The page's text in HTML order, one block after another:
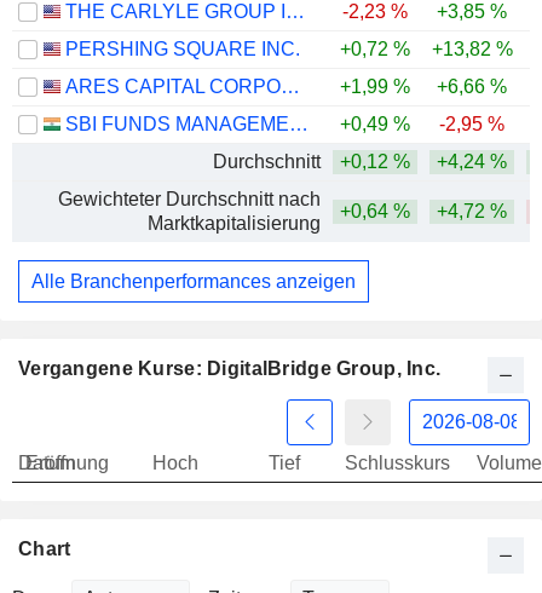
THE CARLYLE GROUP INC.
-2,23 % +3,85 %
PERSHING SQUARE INC.
+0,72 %
+13,82 %
ARES CAPITAL CORPORATION
+1,99 % +6,66 %
SBI FUNDS MANAGEMENT LIMITED
+0,49 %
-2,95 %
Durchschnitt
+0,12 % +4,24 %
Gewichteter Durchschnitt nach
Marktkapitalisierung
+0,64 % +4,72 %
Alle Branchenperformances anzeigen
Vergangene Kurse: DigitalBridge Group, Inc.
Datum
Eröffnung Hoch Tief Schlusskurs
Chart